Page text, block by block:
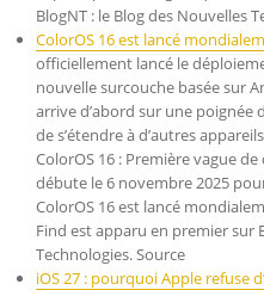
BlogNT : le Blog des Nouvelles
ColorOS 16 est lancé
officiellement lancé le
nouvelle surcouche basée sur
arrive d’abord sur une
de s’étendre à d’autres
ColorOS 16 : Première vague
débute le 6 novembre 2025
ColorOS 16 est lancé
Find est apparu en premier sur
Technologies. Source
iOS 27 : pourquoi Apple refuse